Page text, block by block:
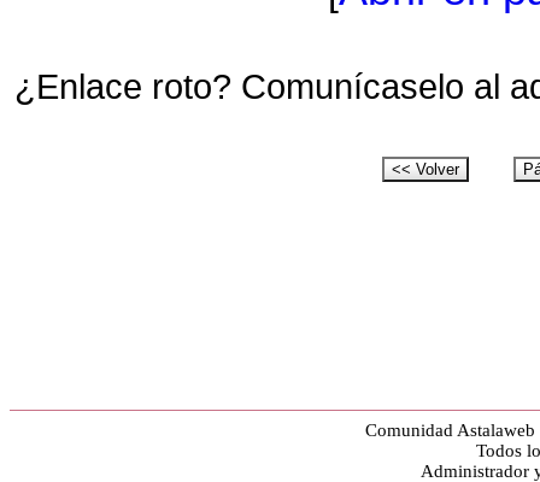
¿Enlace roto? Comunícaselo al
Comunidad
Todos
Administrador